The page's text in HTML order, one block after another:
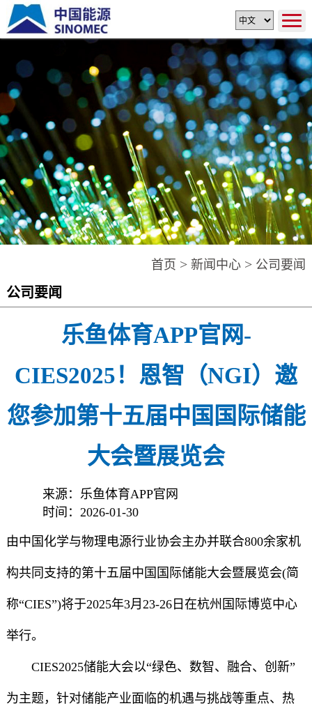
首页 >新闻中心 > 公司要闻
公司要闻
乐鱼体育APP官网-
CIES2025！恩智（NGI）邀
您参加第十五届中国国际储能
大会暨展览会
来源：乐鱼体育APP官网
时间：2026-01-30
由中国化学与物理电源行业协会主办并联合800余家机
构共同支持的第十五届中国国际储能大会暨展览会(简
称“CIES”)将于2025年3月23-26日在杭州国际博览中心
举行。
CIES2025储能大会以“绿色、数智、融合、创新”
为主题，针对储能产业面临的机遇与挑战等重点、热